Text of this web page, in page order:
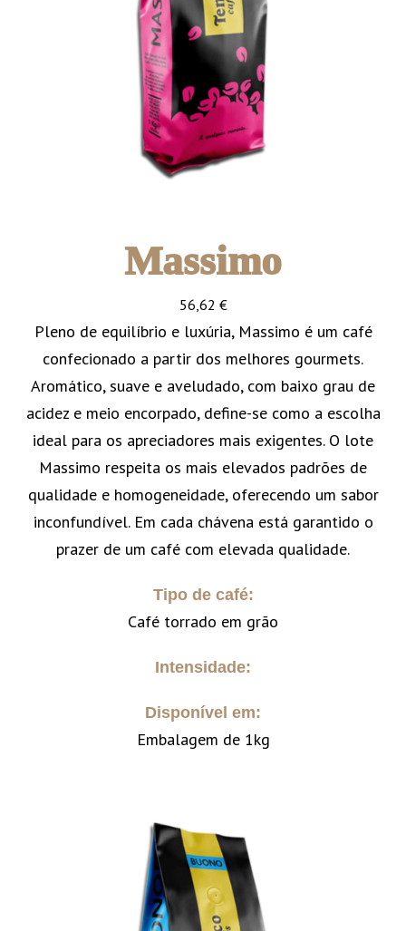
Massimo
56,62 €
Pleno de equilíbrio e luxúria, Massimo é um café
confecionado a partir dos melhores gourmets.
Aromático, suave e aveludado, com baixo grau de
acidez e meio encorpado, define-se como a escolha
ideal para os apreciadores mais exigentes. O lote
Massimo respeita os mais elevados padrões de
qualidade e homogeneidade, oferecendo um sabor
inconfundível. Em cada chávena está garantido o
prazer de um café com elevada qualidade.
Tipo de café:
Café torrado em grão
Intensidade:
Disponível em:
Embalagem de 1kg